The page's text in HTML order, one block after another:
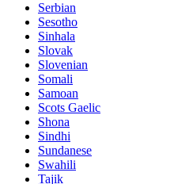
Serbian
Sesotho
Sinhala
Slovak
Slovenian
Somali
Samoan
Scots Gaelic
Shona
Sindhi
Sundanese
Swahili
Tajik